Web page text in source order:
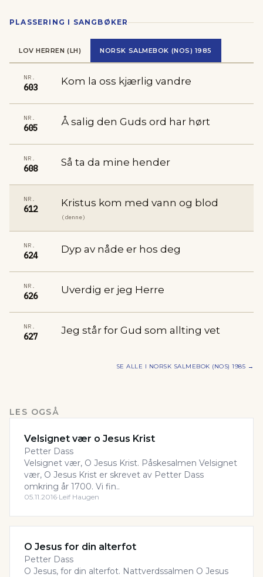
PLASSERING I SANGBØKER
LOV HERREN (LH) NORSK SALMEBOK (NOS) 1985
NR.
603
Kom la oss kjærlig vandre
NR.
605
Å salig den Guds ord har hørt
NR.
608
Så ta da mine hender
NR.
612
Kristus kom med vann og blod
(denne)
NR.
624
Dyp av nåde er hos deg
NR.
626
Uverdig er jeg Herre
NR.
627
Jeg står for Gud som allting vet
SE ALLE I NORSK SALMEBOK (NOS) 1985 →
LES OGSÅ
Velsignet vær o Jesus Krist
Petter Dass
Velsignet vær, O Jesus Krist. Påskesalmen Velsignet
vær, O Jesus Krist er skrevet av Petter Dass
omkring år 1700. Vi fin..
05.11.2016·Leif Haugen
O Jesus for din alterfot
Petter Dass
O Jesus, for din alterfot. Nattverdssalmen O Jesus